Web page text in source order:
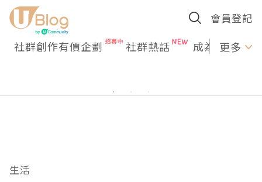
會員登記
社群創作有價企劃 社群熱話 成為U更多
生活